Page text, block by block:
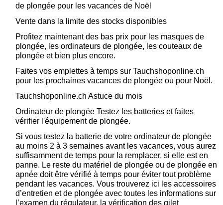
de plongée pour les vacances de Noël
Vente dans la limite des stocks disponibles
Profitez maintenant des bas prix pour les masques de
plongée, les ordinateurs de plongée, les couteaux de
plongée et bien plus encore.
Faites vos emplettes à temps sur Tauchshoponline.ch
pour les prochaines vacances de plongée ou pour Noël.
Tauchshoponline.ch Astuce du mois
Ordinateur de plongée Testez les batteries et faites
vérifier l'équipement de plongée.
Si vous testez la batterie de votre ordinateur de plongée
au moins 2 à 3 semaines avant les vacances, vous aurez
suffisamment de temps pour la remplacer, si elle est en
panne. Le reste du matériel de plongée ou de plongée en
apnée doit être vérifié à temps pour éviter tout problème
pendant les vacances. Vous trouverez ici les accessoires
d’entretien et de plongée avec toutes les informations sur
l’examen du régulateur, la vérification des gilet